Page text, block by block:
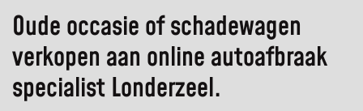
Oude occasie of schadewagen
verkopen aan online autoafbraak
specialist Londerzeel.